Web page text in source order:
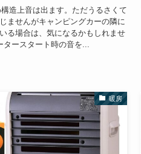
造上音は出ます。ただうるさくて
ませんがキャンピングカーの隣に
る場合は、気になるかもしれませ
タースタート時の音を...
暖房